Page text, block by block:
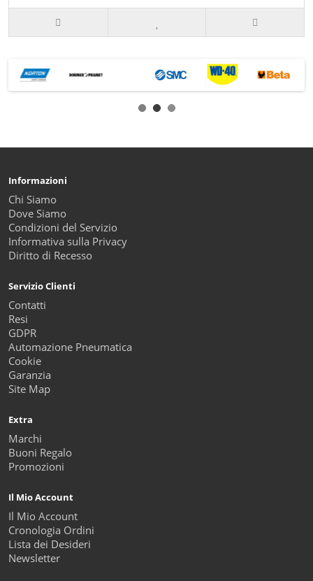
Informazioni
Chi Siamo
Dove Siamo
Condizioni del Servizio
Informativa sulla Privacy
Diritto di Recesso
Servizio Clienti
Contatti
Resi
GDPR
Automazione Pneumatica
Cookie
Garanzia
Site Map
Extra
Marchi
Buoni Regalo
Promozioni
Il Mio Account
Il Mio Account
Cronologia Ordini
Lista dei Desideri
Newsletter